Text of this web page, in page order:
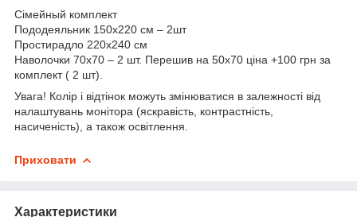
Сімейный комплект
Пододеяльник 150х220 см – 2шт
Простирадло 220х240 см
Наволочки 70х70 – 2 шт. Перешив на 50х70 ціна +100 грн за
комплект ( 2 шт).
Увага! Колір і відтінок можуть змінюватися в залежності від
налаштувань монітора (яскравість, контрастність,
насиченість), а також освітлення.
Приховати
Характеристики